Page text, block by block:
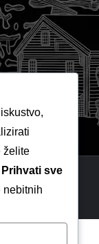
želite
Prihvati sve
nebitnih